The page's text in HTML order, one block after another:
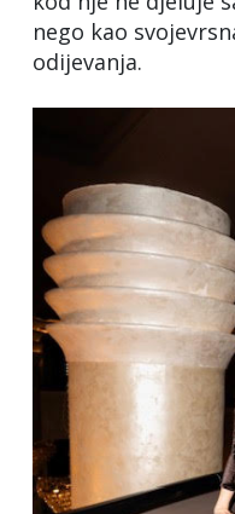
nego kao
odijevanja.